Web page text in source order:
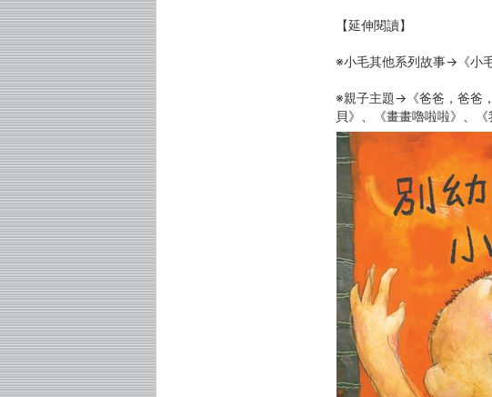
【延伸閱讀】
※小毛其他系列故事→《小
※親子主題→《爸爸，爸爸
貝》、《畫畫嚕啦啦》、